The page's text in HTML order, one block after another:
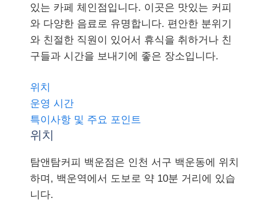
있는 카페 체인점입니다. 이곳은 맛있는 커피
와 다양한 음료로 유명합니다. 편안한 분위기
와 친절한 직원이 있어서 휴식을 취하거나 친
구들과 시간을 보내기에 좋은 장소입니다.
위치
운영 시간
특이사항 및 주요 포인트
위치
탐앤탐커피 백운점은 인천 서구 백운동에 위치
하며, 백운역에서 도보로 약 10분 거리에 있습
니다.